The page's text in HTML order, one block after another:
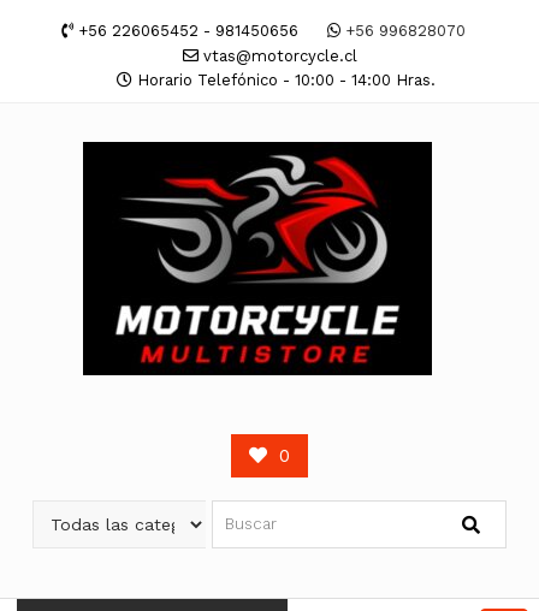
contenido+56 226065452 - 981450656
+56 996828070
vtas@motorcycle.cl
Horario Telefónico - 10:00 - 14:00 Hras.
0